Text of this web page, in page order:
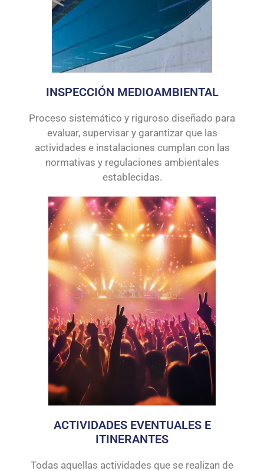
INSPECCIÓN MEDIOAMBIENTAL
Proceso sistemático y riguroso diseñado para
evaluar, supervisar y garantizar que las
actividades e instalaciones cumplan con las
normativas y regulaciones ambientales
establecidas.
ACTIVIDADES EVENTUALES E
ITINERANTES
Todas aquellas actividades que se realizan de